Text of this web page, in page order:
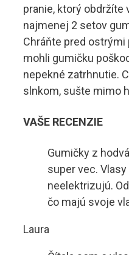
pranie, ktorý obdržíte
najmenej 2 setov
Chráňte pred
mohli gumičku
nepekné zatrhnutie.
slnkom, sušte mimo
VAŠE RECENZIE
Gumičky z
super vec.
neelektrizujú.
čo majú svoje
Laura